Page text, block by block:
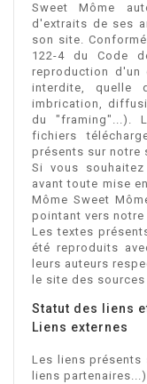
Sweet Môme
d'extraits de ses
son site.
122-4 du Code
reproduction
interdite, quelle
imbrication,
du "framing"...).
fichiers
présents sur notre
Si vous
avant toute mise
Môme Sweet
pointant vers
Les textes
été reproduits
leurs auteurs
le site des
Statut des liens
Liens externes
Les liens présents
liens